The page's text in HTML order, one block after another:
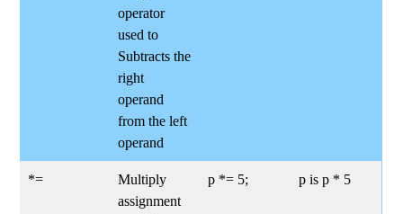
operator
used to
Subtracts the
right
operand
from the left
operand
*=
Multiply
assignment
p *= 5; p is p * 5